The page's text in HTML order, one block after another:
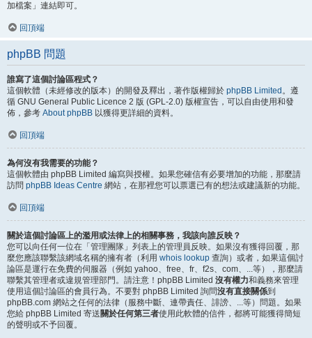
加檔案」連結即可。
回頂端
phpBB 問題
誰寫了這個討論區程式？
這個軟體（未經修改的版本）的開發及釋出，著作版權歸於 phpBB Limited 。遵
循 GNU General Public Licence 2 版 (GPL-2.0) 版權宣告，可以自由使用和發
佈，參考 About phpBB 以獲得更詳細的資料。
回頂端
為何沒有我需要的功能？
這個軟體由 phpBB Limited 編寫與授權。如果您確信有必要增加的功能，那麼請
訪問 phpBB Ideas Centre 網站，在那裡您可以票選已有的想法或建議新的功能。
回頂端
關於這個討論區上的濫用或法律上的相關事務，我該向誰反映？
您可以向任何一位在「管理團隊」列表上的管理員反映。如果沒有獲得回覆，那
麼您應該聯繫該網域名稱的擁有者（利用 whois lookup 查詢）或者，如果這個討
論區是運行在免費的伺服器（例如 yahoo、free、fr、f2s、com、...等），那麼請
聯繫其管理者或違規管理部門。請注意！phpBB Limited 沒有權力和義務來管理
使用這個討論區的會員行為。不要對 phpBB Limited 詢問沒有直接關係到
phpBB.com 網站之任何的法律（服務中斷、連帶責任、誹謗、...等）問題。如果
您給 phpBB Limited 寄送關於任何第三者使用此軟體的信件，都將可能獲得簡短
的聲明或不予回覆。